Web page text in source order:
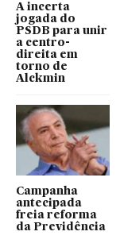
A incerta
jogada do
PSDB para unir
a centro-
direita em
torno de
Alckmin
Campanha
antecipada
freia reforma
da Previdência